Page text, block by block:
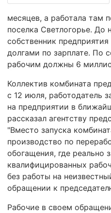
месяцев, а работала там
поселка Светлогорье. До
собственник предприятия
долгами по зарплате. По
рабочим должны 6
Коллектив комбината
с 12 июля, работодатель
на предприятии в
рассказал агентству
"Вместо запуска
производство по
обогащения, где реально
квалифицированных
без работы на
обращении к
Рабочие в своем